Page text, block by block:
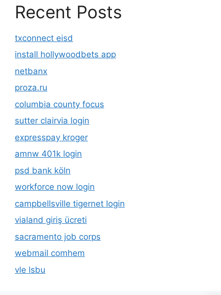
Recent Posts
txconnect eisd
install hollywoodbets app
netbanx
proza.ru
columbia county focus
sutter clairvia login
expresspay kroger
amnw 401k login
psd bank köln
workforce now login
campbellsville tigernet login
vialand giriş ücreti
sacramento job corps
webmail comhem
vle lsbu